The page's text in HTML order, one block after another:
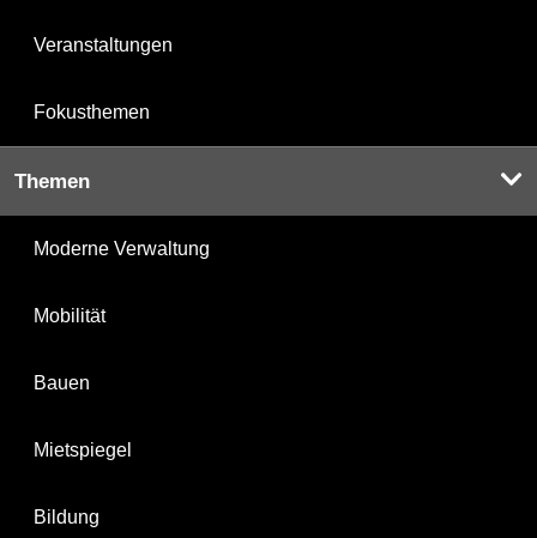
Veranstaltungen
Fokusthemen
Themen
Moderne Verwaltung
Mobilität
Bauen
Mietspiegel
Bildung